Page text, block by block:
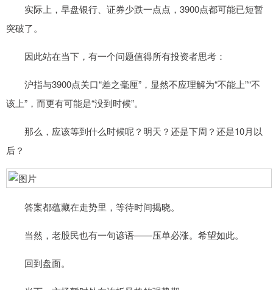
实际上，早盘银行、证券少跌一点点，3900点都可能已短暂
突破了。
因此站在当下，有一个问题值得所有投资者思考：
沪指与3900点关口“差之毫厘”，显然不应理解为“不能上”“不
该上”，而更有可能是“没到时候”。
那么，应该等到什么时候呢？明天？还是下周？还是10月以
后？
答案都蕴藏在走势里，等待时间揭晓。
当然，老股民也有一句谚语——压单必涨。希望如此。
回到盘面。